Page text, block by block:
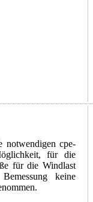
notwendigen cpe-
für die
für die Windlast
keine